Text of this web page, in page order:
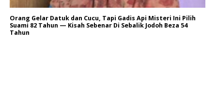
Orang Gelar Datuk dan Cucu, Tapi Gadis Api Misteri Ini Pilih
Suami 82 Tahun — Kisah Sebenar Di Sebalik Jodoh Beza 54
Tahun